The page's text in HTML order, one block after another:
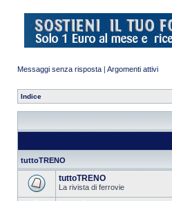
Messaggi senza risposta | Argomenti attivi
Indice
tuttoTRENO
tuttoTRENO
La rivista di ferrovie